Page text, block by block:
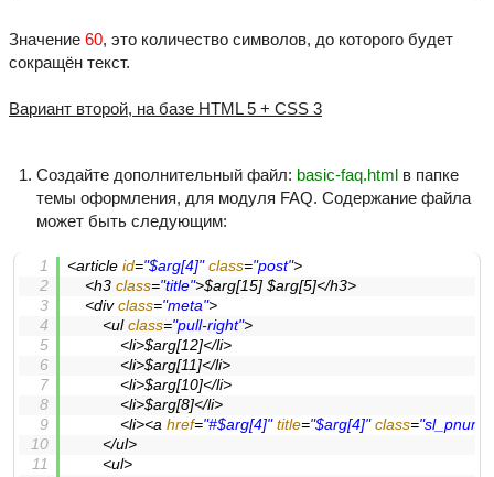
Значение 60, это количество символов, до которого будет
сокращён текст.
Вариант второй, на базе HTML 5 + CSS 3
Создайте дополнительный файл: basic-faq.html в папке
темы оформления, для модуля FAQ. Содержание файла
может быть следующим:
<article id="$arg[4]" class="post">
<h3 class="title">$arg[15] $arg[5]</h3>
<div class="meta">
<ul class="pull-right">
<li>$arg[12]</li>
<li>$arg[11]</li>
<li>$arg[10]</li>
<li>$arg[8]</li>
<li><a href="#$arg[4]" title="$arg[4]" class="sl_pnum"
</ul>
<ul>